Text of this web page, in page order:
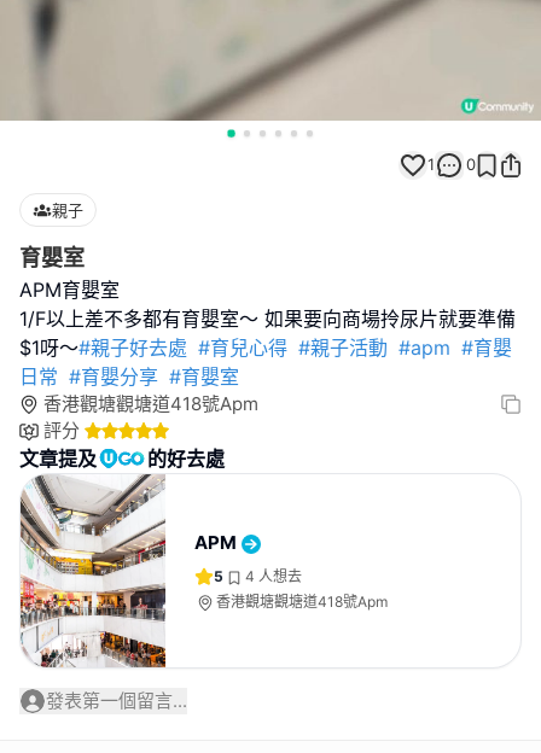
1 0
親子
育嬰室
APM育嬰室
1/F以上差不多都有育嬰室～ 如果要向商場拎尿片就要準備
$1呀～#親子好去處 #育兒心得 #親子活動 #apm #育嬰
日常 #育嬰分享 #育嬰室
香港觀塘觀塘道418號Apm
評分
文章提及 的好去處
APM
5 4 人想去
香港觀塘觀塘道418號Apm
發表第一個留言...